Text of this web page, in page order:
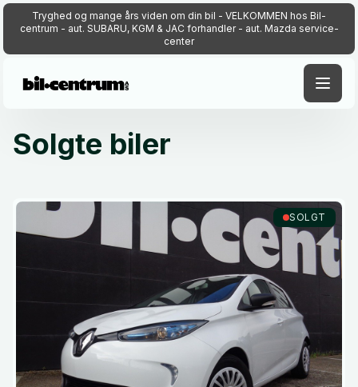
Tryghed og mange års viden om din bil - VELKOMMEN hos Bil-
centrum - aut. SUBARU, KGM & JAC forhandler - aut. Mazda service-
center
Solgte biler
SOLGT